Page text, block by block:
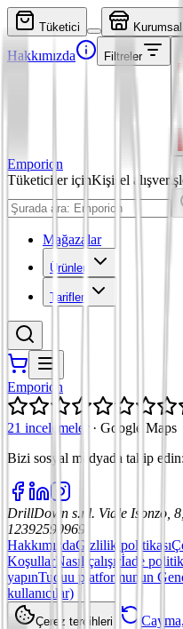
Tüketici Kurumsal
Hakkımızda Filtreler
Emporion
Tüketiciler içinKişisel
Mağazalar
Ürünler
Tarifler
Emporion
21 incelemeler
· Google Maps
Bizi sosyal medyada takip edin:
DrillDown s.r.l. Viale Isonzo,
12392590969
HakkımızdaGizlilik politikası
KoşullarNasıl çalışırİade
yapınTuduu platformunun
kullanıcılar)
Çerez tercihleri